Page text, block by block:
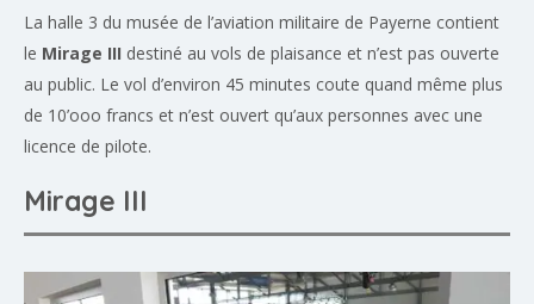
La halle 3 du musée de l’aviation militaire de Payerne contient
le Mirage III destiné au vols de plaisance et n’est pas ouverte
au public. Le vol d’environ 45 minutes coute quand même plus
de 10’ooo francs et n’est ouvert qu’aux personnes avec une
licence de pilote.
Mirage III